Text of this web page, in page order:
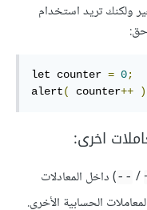
ولكنك تريد استخدام
let counter = 0;
alert( counter++
اخرى:
/
--) داخل المعادلات
الحسابية الأخرى.